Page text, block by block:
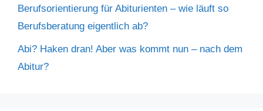
Berufsorientierung für Abiturienten – wie läuft so
Berufsberatung eigentlich ab?
Abi? Haken dran! Aber was kommt nun – nach dem
Abitur?